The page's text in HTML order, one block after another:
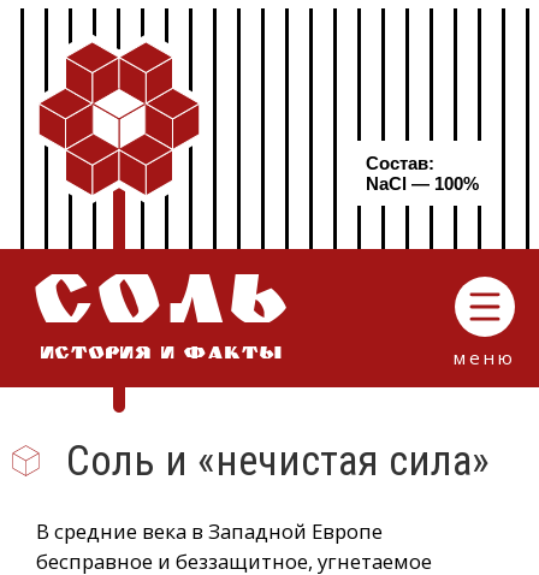
Состав:
NaCl — 100%
меню
СОЛЬ
ИСТОРИЯ И ФАКТЫ
Соль и «нечистая сила»
В средние века в Западной Европе
бесправное и беззащитное, угнетаемое